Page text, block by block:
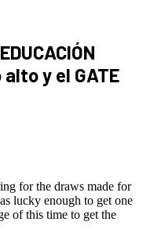
y el GATE
for the draws made for
lucky enough to get one
of this time to get the